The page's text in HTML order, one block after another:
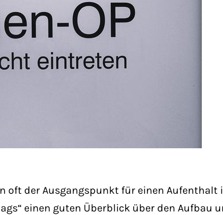
oft der Ausgangspunkt für einen
einen guten Überblick über den Aufbau